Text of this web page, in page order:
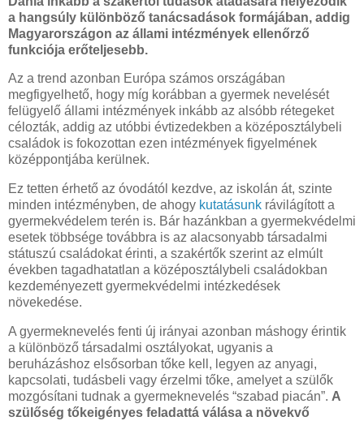
a hangsúly különböző tanácsadások formájában, addig
Magyarországon az állami intézmények ellenőrző
funkciója erőteljesebb.
Az a trend azonban Európa számos országában
megfigyelhető, hogy míg korábban a gyermek nevelését
felügyelő állami intézmények inkább az alsóbb rétegeket
célozták, addig az utóbbi évtizedekben a középosztálybeli
családok is fokozottan ezen intézmények figyelmének
középpontjába kerülnek.
Ez tetten érhető az óvodától kezdve, az iskolán át, szinte
minden intézményben, de ahogy kutatásunk rávilágított a
gyermekvédelem terén is. Bár hazánkban a gyermekvédelmi
esetek többsége továbbra is az alacsonyabb társadalmi
státuszú családokat érinti, a szakértők szerint az elmúlt
években tagadhatatlan a középosztálybeli családokban
kezdeményezett gyermekvédelmi intézkedések
növekedése.
A gyermeknevelés fenti új irányai azonban máshogy érintik
a különböző társadalmi osztályokat, ugyanis a
beruházáshoz elsősorban tőke kell, legyen az anyagi,
kapcsolati, tudásbeli vagy érzelmi tőke, amelyet a szülők
mozgósítani tudnak a gyermeknevelés “szabad piacán”. A
szülőség tőkeigényes feladattá válása a növekvő